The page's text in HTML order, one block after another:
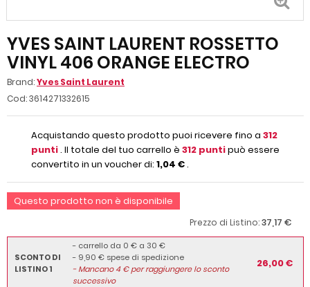
YVES SAINT LAURENT ROSSETTO
VINYL 406 ORANGE ELECTRO
Brand:Yves Saint Laurent
Cod:3614271332615
Acquistando questo prodotto puoi ricevere fino a 312
punti. Il totale del tuo carrello è 312 puntipuò essere
convertito in un voucher di: 1,04 €.
Questo prodotto non è disponibile
Prezzo di Listino:37,17 €
SCONTO DI
LISTINO 1
- carrello da 0 € a 30 €
- 9,90 € spese di spedizione
-Mancano4€ per raggiungere lo sconto
successivo
26,00 €